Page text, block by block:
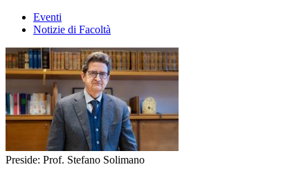
Eventi
Notizie di Facoltà
Preside: Prof. Stefano Solimano